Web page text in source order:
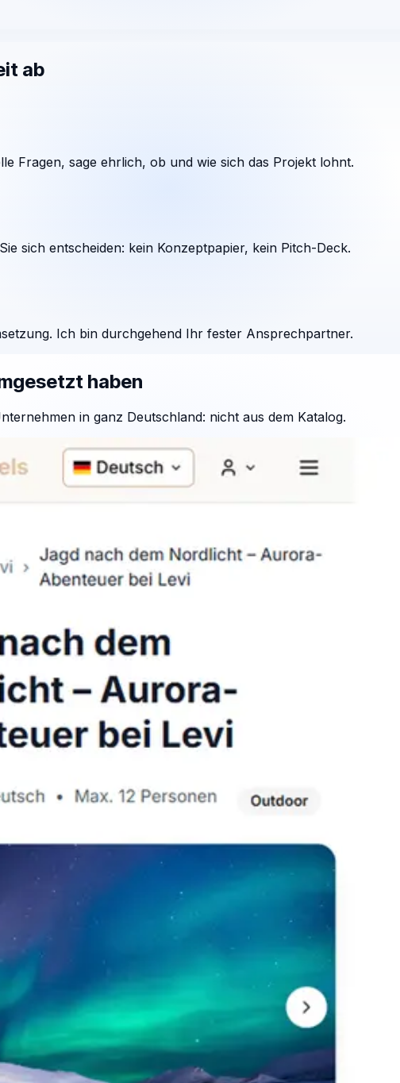
ab
Fragen, sage ehrlich, ob und wie sich das Projekt lohnt.
sich entscheiden: kein Konzeptpapier, kein Pitch-Deck.
Ich bin durchgehend Ihr fester Ansprechpartner.
haben
in ganz Deutschland: nicht aus dem Katalog.